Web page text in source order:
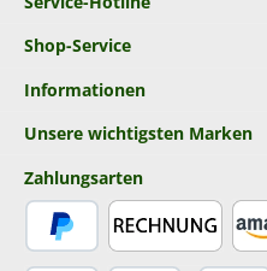
Shop-Service
Informationen
Unsere wichtigsten Marken
Zahlungsarten